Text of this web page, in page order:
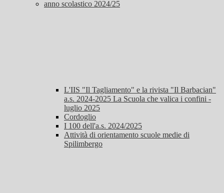
anno scolastico 2024/25
L'IIS "Il Tagliamento" e la rivista "Il Barbacian"
a.s. 2024-2025 La Scuola che valica i confini -
luglio 2025
Cordoglio
I 100 dell'a.s. 2024/2025
Attività di orientamento scuole medie di
Spilimbergo